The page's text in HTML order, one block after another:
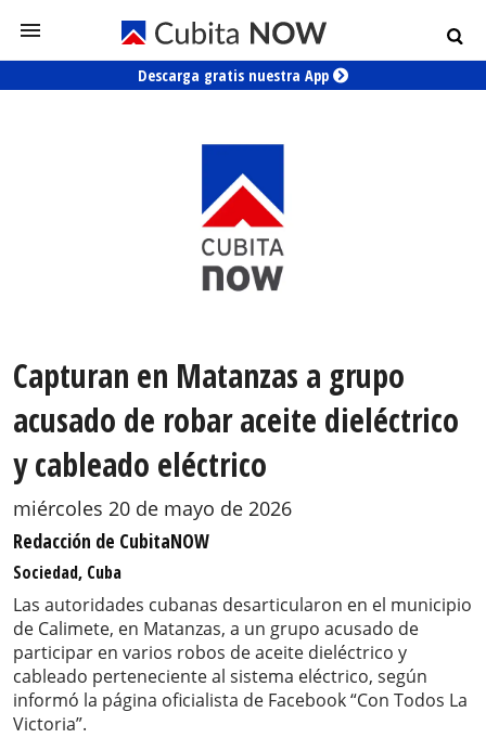
Descarga gratis nuestra App
Capturan en Matanzas a grupo
acusado de robar aceite dieléctrico
y cableado eléctrico
miércoles 20 de mayo de 2026
Redacción de CubitaNOW
Sociedad, Cuba
Las autoridades cubanas desarticularon en el municipio
de Calimete, en Matanzas, a un grupo acusado de
participar en varios robos de aceite dieléctrico y
cableado perteneciente al sistema eléctrico, según
informó la página oficialista de Facebook “Con Todos La
Victoria”.